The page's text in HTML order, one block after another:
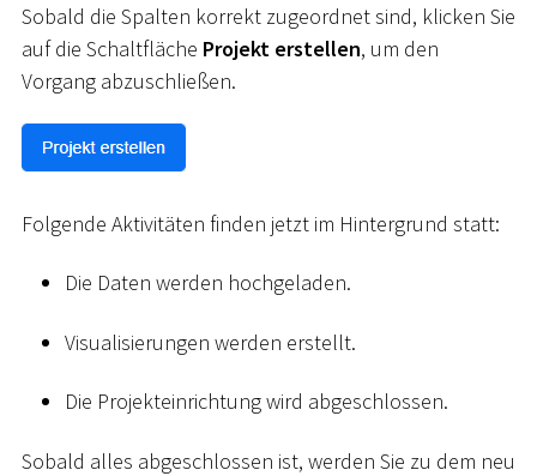
Sobald die Spalten korrekt zugeordnet sind, klicken Sie
auf die Schaltfläche Projekt erstellen, um den
Vorgang abzuschließen.
Folgende Aktivitäten finden jetzt im Hintergrund statt:
Die Daten werden hochgeladen.
Visualisierungen werden erstellt.
Die Projekteinrichtung wird abgeschlossen.
Sobald alles abgeschlossen ist, werden Sie zu dem neu